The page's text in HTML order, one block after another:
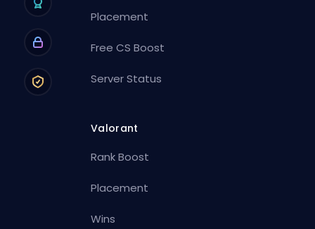
Placement
Free CS Boost
Server Status
Valorant
Rank Boost
Placement
Wins